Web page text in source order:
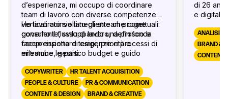
d’esperienza, mi occupo di coordinare
team di lavoro con diverse competenze
verticali coinvolti negli stream progettuali:
governo il flusso di lavoro, definisco e
faccio rispettare tempi, priorità e
milestone, gestisco budget e guido
comune mantenendo un clima di
collaborazione e dialogo.
Ho lavorato sia lato cliente che come
consulente, sviluppando una profonda
comprensione di esigenze e processi di
entrambe le parti.
COPYWRITER
HR TALENT ACQUISITION
PEOPLE & CULTURE
PR & COMMUNICATION
CONTENT & DESIGN
BRAND & CREATIVE
di 26
e digital
anche a
ANALISI
BRAND &
CONTENT